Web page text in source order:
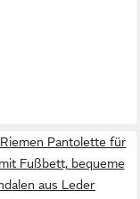
Pantolette für
Fußbett, bequeme
aus Leder